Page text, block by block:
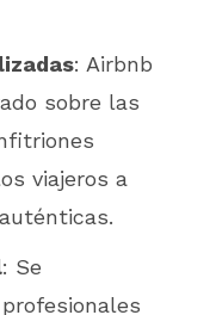
: Airbnb
sobre las
viajeros a
: Se